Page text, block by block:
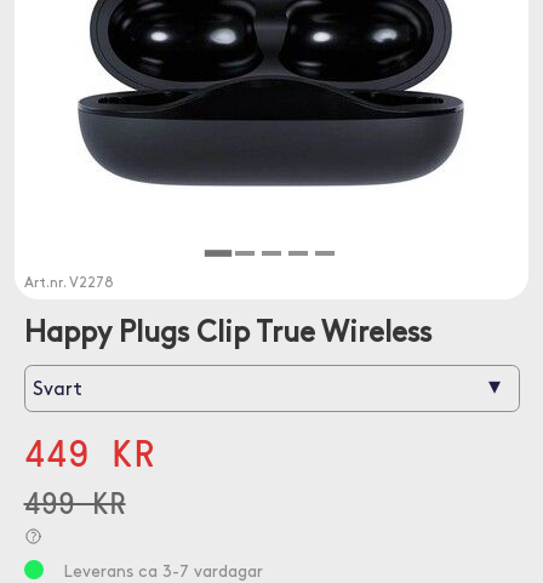
Art.nr. V2278
Happy Plugs Clip True Wireless
Svart ▾
449 KR
499 KR
Leverans ca 3-7 vardagar